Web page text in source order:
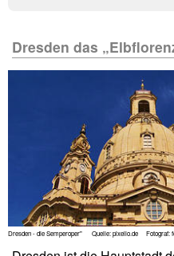
Dresden das
Dresden - die Semperoper" Quelle: pixelio.de Fotograf: